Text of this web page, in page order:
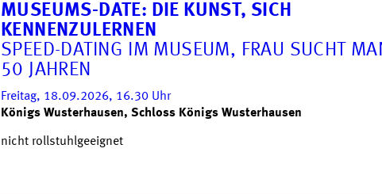
MUSEUMS-DATE: DIE KUNST, SICH
KENNENZULERNEN
SPEED-DATING IM MUSEUM, FRAU SUCHT
50 JAHREN
Freitag, 18.09.2026, 16.30 Uhr
Königs Wusterhausen, Schloss Königs Wusterhausen
nicht rollstuhlgeeignet